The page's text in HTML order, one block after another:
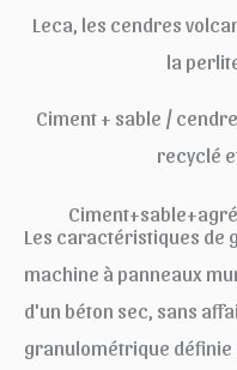
Leca, les cendres
la
Ciment + sable /
recyclé
Les caractéristiques de
machine à panneaux
d'un béton sec, sans
granulométrique définie